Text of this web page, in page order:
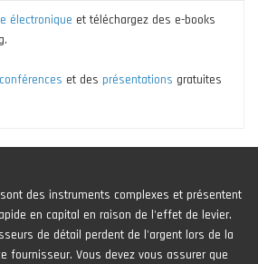
électronique et téléchargez des e-books
et des présentations gratuites
sont des instruments complexes et présentent
en capital en raison de l'effet de levier.
de détail perdent de l'argent lors de la
fournisseur. Vous devez vous assurer que